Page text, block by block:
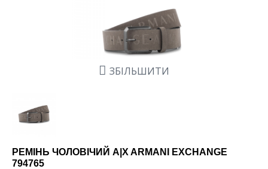
ЗБІЛЬШИТИ
РЕМІНЬ ЧОЛОВІЧИЙ A|X ARMANI EXCHANGE
794765